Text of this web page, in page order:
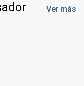
Ver más